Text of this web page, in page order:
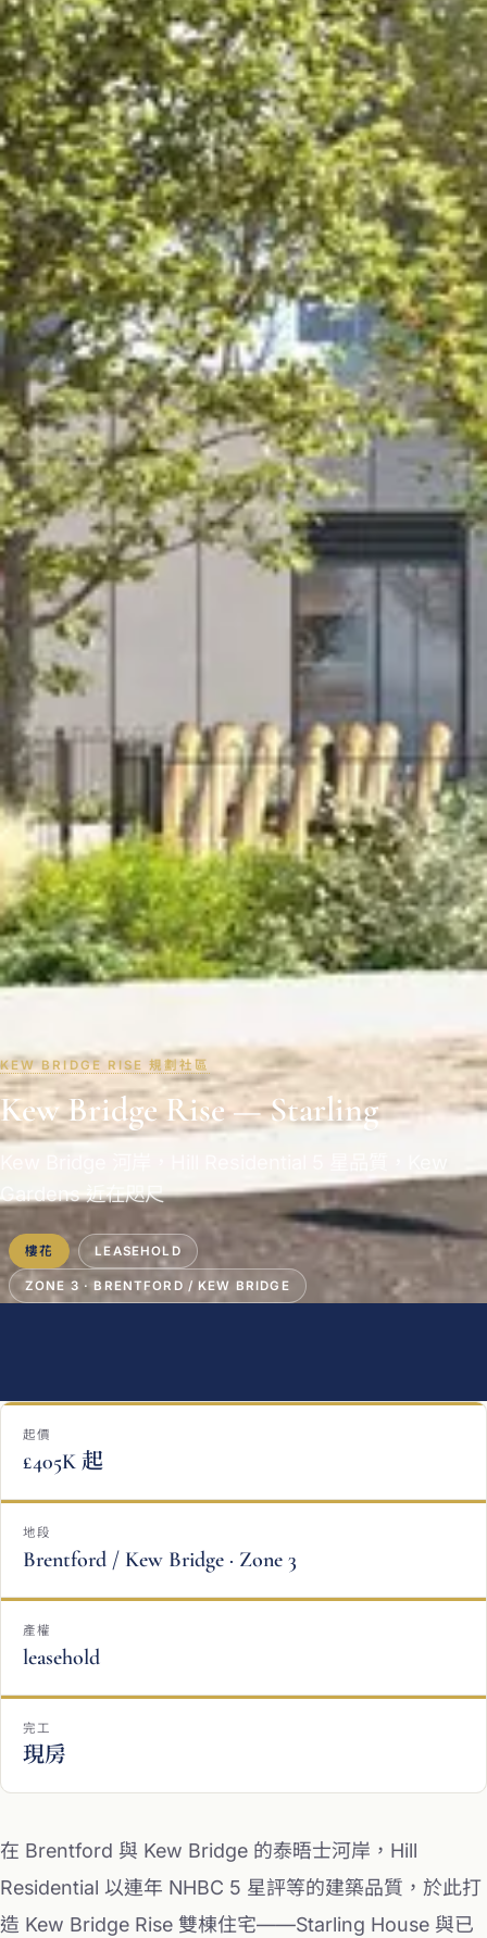
KEW BRIDGE RISE 規劃社區
Kew Bridge Rise — Starling
Gardens 近在咫尺
樓花 LEASEHOLD
ZONE 3 · BRENTFORD / KEW BRIDGE
起價
£405K 起
地段
Brentford / Kew Bridge · Zone 3
產權
leasehold
完工
現房
在 Brentford 與 Kew Bridge 的泰晤士河岸，Hill
Residential 以連年 NHBC 5 星評等的建築品質，於此打
造 Kew Bridge Rise 雙棟住宅——Starling House 與已